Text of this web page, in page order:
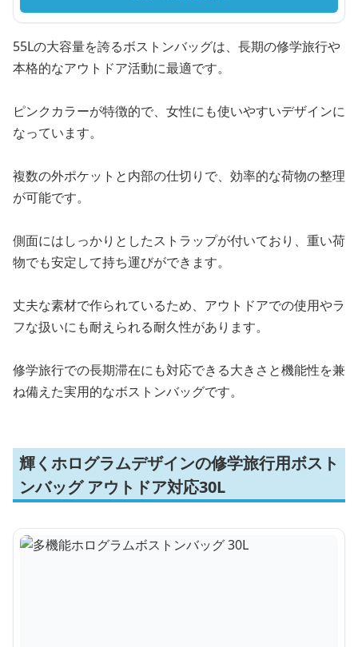
55Lの大容量を誇るボストンバッグは、長期の修学旅行や
本格的なアウトドア活動に最適です。
ピンクカラーが特徴的で、女性にも使いやすいデザインに
なっています。
複数の外ポケットと内部の仕切りで、効率的な荷物の整理
が可能です。
側面にはしっかりとしたストラップが付いており、重い荷
物でも安定して持ち運びができます。
丈夫な素材で作られているため、アウトドアでの使用やラ
フな扱いにも耐えられる耐久性があります。
修学旅行での長期滞在にも対応できる大きさと機能性を兼
ね備えた実用的なボストンバッグです。
輝くホログラムデザインの修学旅行用ボスト
ンバッグ アウトドア対応30L